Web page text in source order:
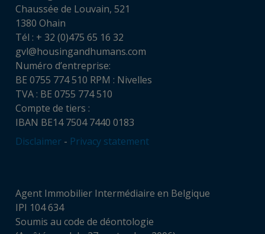
Chaussée de Louvain, 521
1380 Ohain
Tél : + 32 (0)475 65 16 32
gvl@housingandhumans.com
Numéro d’entreprise:
BE 0755 774 510 RPM : Nivelles
TVA : BE 0755 774 510
Compte de tiers :
IBAN BE14 7504 7440 0183
Disclaimer - Privacy statement
Agent Immobilier Intermédiaire en Belgique
IPI 104 634
Soumis au code de déontologie